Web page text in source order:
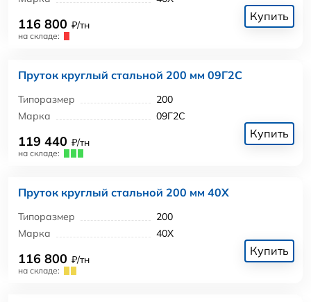
116 800 ₽/тн
на складе:
Купить
Пруток круглый стальной 200 мм 09Г2С
Типоразмер
200
Марка
09Г2С
119 440 ₽/тн
на складе:
Купить
Пруток круглый стальной 200 мм 40Х
Типоразмер
200
Марка
40Х
116 800 ₽/тн
на складе:
Купить